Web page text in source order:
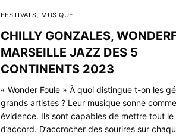
FESTIVALS MUSIQUE
CHILLY GONZALES,
MARSEILLE JAZZ DES 5
CONTINENTS 2023
« Wonder Foule » À quoi distingue t-on les
grands artistes ? Leur musique sonne
évidence. Ils sont capables de mettre tout le
d’accord. D’accrocher des sourires sur